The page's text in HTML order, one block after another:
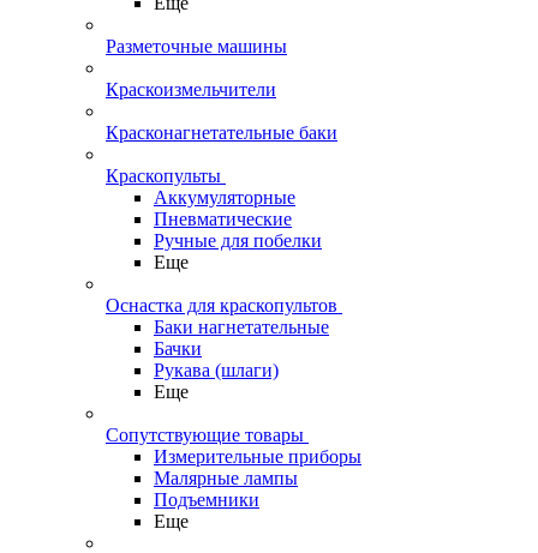
Разметочные машины
Краскоизмельчители
Красконагнетательные баки
Краскопульты
Аккумуляторные
Пневматические
Ручные для побелки
Еще
Оснастка для краскопультов
Баки нагнетательные
Бачки
Рукава (шлаги)
Еще
Сопутствующие товары
Измерительные приборы
Малярные лампы
Подъемники
Еще